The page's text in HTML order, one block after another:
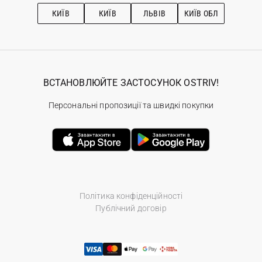
КИЇВ КИЇВ ЛЬВІВ КИЇВ ОБЛ
Політика конфіденційності
Публічний договір
ВСТАНОВЛЮЙТЕ ЗАСТОСУНОК OSTRIV!
Персональні пропозиції та швидкі покупки